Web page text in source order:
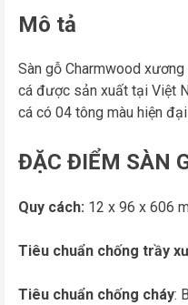
Mô tả
Sàn gỗ Charmwood
cá được sản xuất tại Việt
cá có 04 tông màu hiện
ĐẶC ĐIỂM SÀN
Quy cách: 12 x 96 x 606
Tiêu chuẩn chống trầy
Tiêu chuẩn chống cháy: